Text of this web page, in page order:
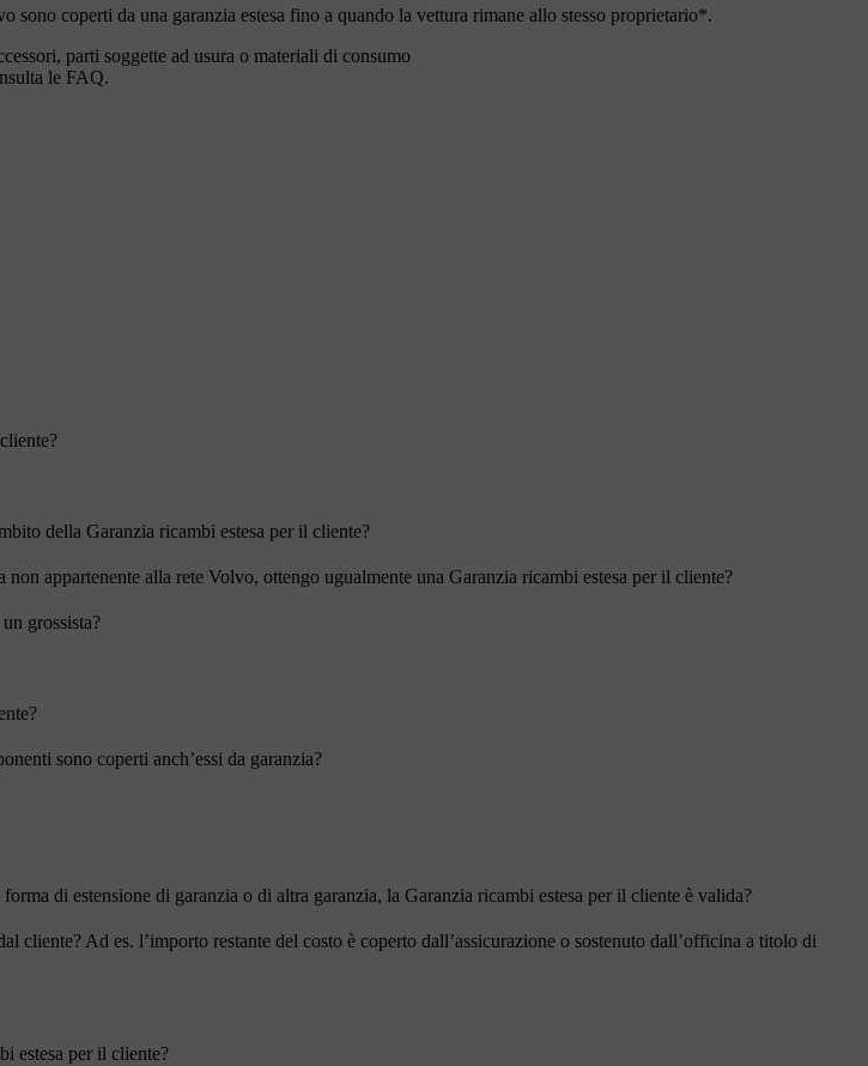
coperti da una garanzia estesa fino a quando la vettura rimane allo stesso proprietario*.
parti soggette ad usura o materiali di consumo
le FAQ.
della Garanzia ricambi estesa per il cliente?
appartenente alla rete Volvo, ottengo ugualmente una Garanzia ricambi estesa per il cliente?
grossista?
sono coperti anch’essi da garanzia?
di estensione di garanzia o di altra garanzia, la Garanzia ricambi estesa per il cliente è valida?
cliente? Ad es. l’importo restante del costo è coperto dall’assicurazione o sostenuto dall’officina a titolo di
estesa per il cliente?